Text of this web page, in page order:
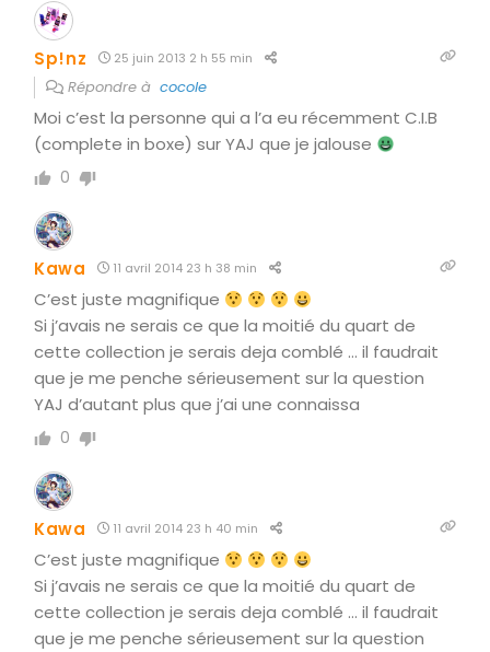
Sp!nz 25 juin 2013 2 h 55 min
Répondre àcocole
Moi c’est la personne qui a l’a eu récemment C.I.B
(complete in boxe) sur YAJ que je jalouse
0
Kawa 11 avril 2014 23 h 38 min
C’est juste magnifique
Si j’avais ne serais ce que la moitié du quart de
cette collection je serais deja comblé … il faudrait
que je me penche sérieusement sur la question
YAJ d’autant plus que j’ai une connaissa
0
Kawa 11 avril 2014 23 h 40 min
C’est juste magnifique
Si j’avais ne serais ce que la moitié du quart de
cette collection je serais deja comblé … il faudrait
que je me penche sérieusement sur la question